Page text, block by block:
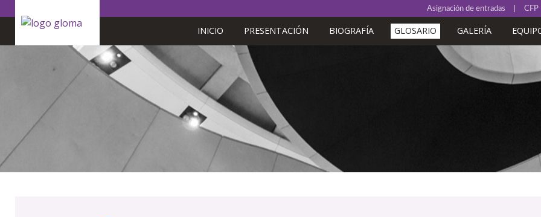
Asignación de entradas CFP
INICIO PRESENTACIÓN BIOGRAFÍA GLOSARIO GALERÍA